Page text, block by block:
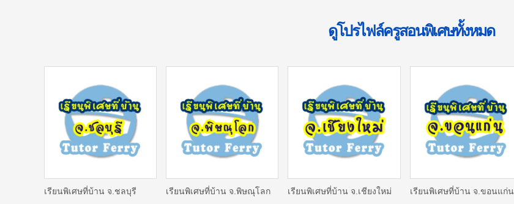
ดูโปรไฟล์ครูสอนพิเศษทั้งหมด
เรียนพิเศษที่บ้าน จ.ชลบุรี เรียนพิเศษที่บ้าน จ.พิษณุโลก เรียนพิเศษที่บ้าน จ.เชียงใหม่ เรียนพิเศษที่บ้าน จ.ขอนแก่น